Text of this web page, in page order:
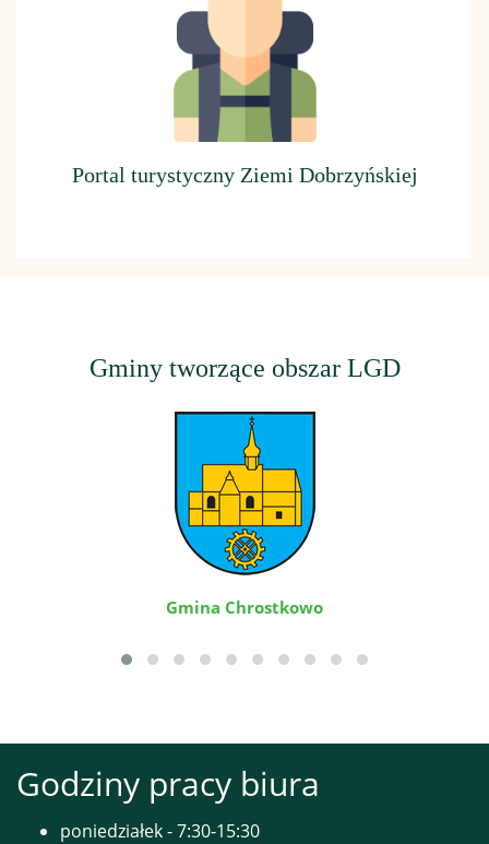
Portal turystyczny Ziemi Dobrzyńskiej
Gminy tworzące obszar LGD
Gmina Chrostkowo
Godziny pracy biura
poniedziałek - 7:30-15:30